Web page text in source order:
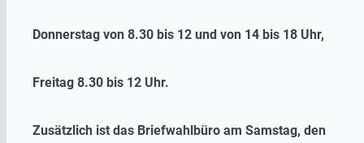
Donnerstag von 8.30 bis 12 und von 14 bis 18 Uhr,
Freitag 8.30 bis 12 Uhr.
Zusätzlich ist das Briefwahlbüro am Samstag, den